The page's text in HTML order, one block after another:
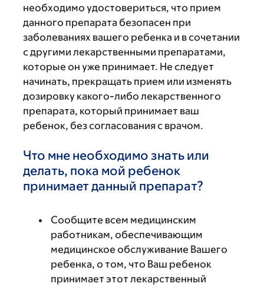
необходимо удостовериться, что прием
данного препарата безопасен при
заболеваниях вашего ребенка и в сочетании
с другими лекарственными препаратами,
которые он уже принимает. Не следует
начинать, прекращать прием или изменять
дозировку какого-либо лекарственного
препарата, который принимает ваш
ребенок, без согласования с врачом.
Что мне необходимо знать или
делать, пока мой ребенок
принимает данный препарат?
Сообщите всем медицинским
работникам, обеспечивающим
медицинское обслуживание Вашего
ребенка, о том, что Ваш ребенок
принимает этот лекарственный